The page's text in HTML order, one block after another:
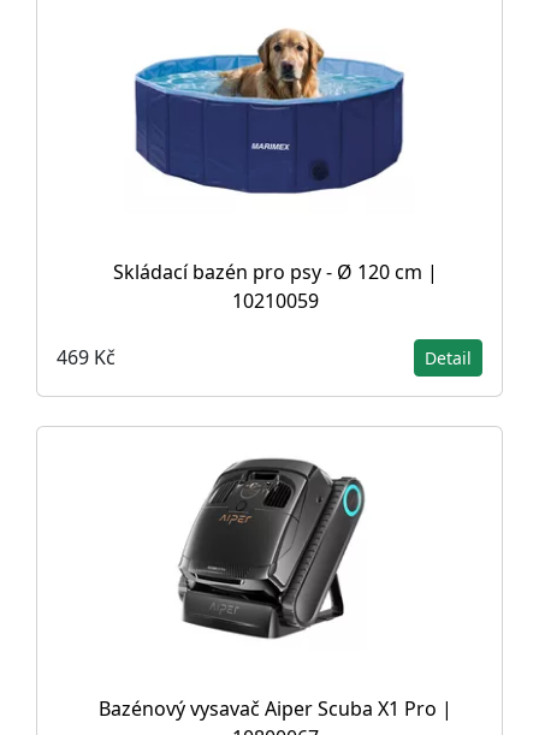
Skládací bazén pro psy - Ø 120 cm |
10210059
469 Kč Detail
Bazénový vysavač Aiper Scuba X1 Pro |